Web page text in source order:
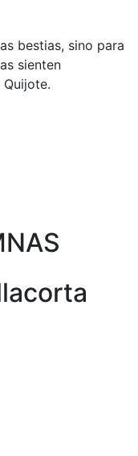
bestias, sino para
sienten
Quijote.